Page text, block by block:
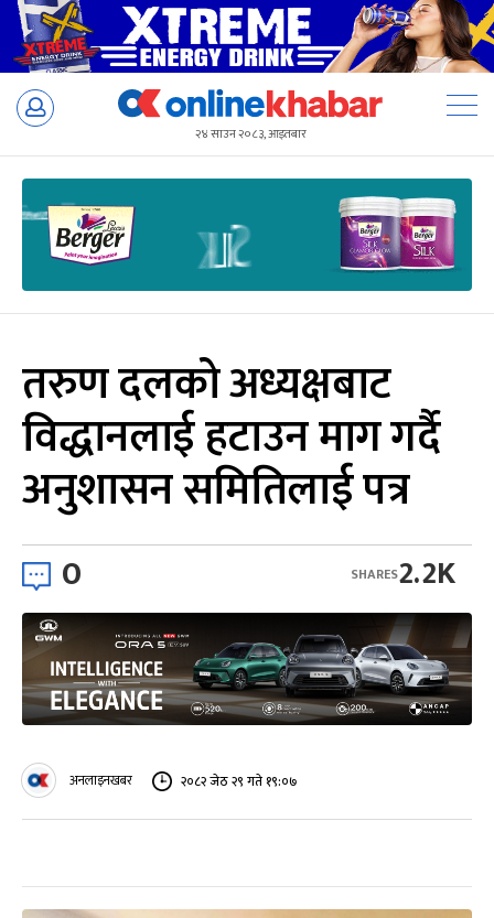
Skip
२४ साउन २०८३, आइतबार
तरुण दलको अध्यक्षबाट
विद्धानलाई हटाउन माग गर्दै
अनुशासन समितिलाई पत्र
0 2.2K
SHARES
अनलाइनखबर २०८२ जेठ २९ गते १९:०७